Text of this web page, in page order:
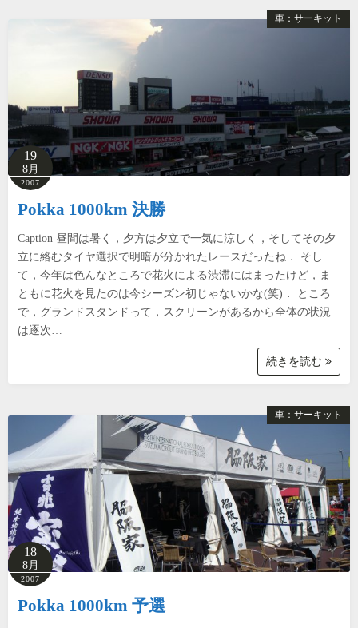
車：サーキット
19
8月
2007
Pokka 1000km 決勝
Caption 昼間は暑く，夕方は夕立で一気に涼しく，そしてその夕
立に絡むタイヤ選択で明暗が分かれたレースだったね． そし
て，今年は色んなところで花火による渋滞にはまったけど，ま
ともに花火を見たのは今シーズン初じゃないかな(笑)． ところ
で，グランドスタンドって，スクリーンがあるから全体の状況
は逐次…
続きを読む
車：サーキット
18
8月
2007
Pokka 1000km 予選